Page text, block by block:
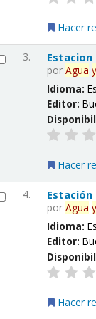
Hacer
3.
porAgua
Idioma:
Editor:
Hacer
4.
porAgua
Idioma:
Editor:
Hacer